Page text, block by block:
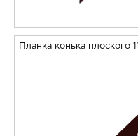
Планка конька плоского